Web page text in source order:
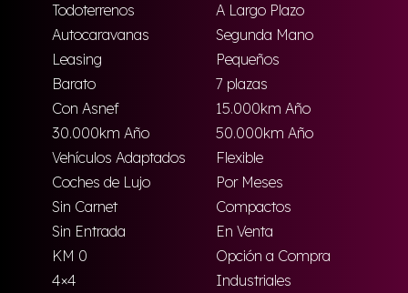
Todoterrenos
A Largo Plazo
Autocaravanas
Segunda Mano
Leasing
Pequeños
Barato
7 plazas
Con Asnef
15.000km Año
30.000km Año
50.000km Año
Vehículos Adaptados
Flexible
Coches de Lujo
Por Meses
Sin Carnet
Compactos
Sin Entrada
En Venta
KM 0
Opción a Compra
4×4
Industriales